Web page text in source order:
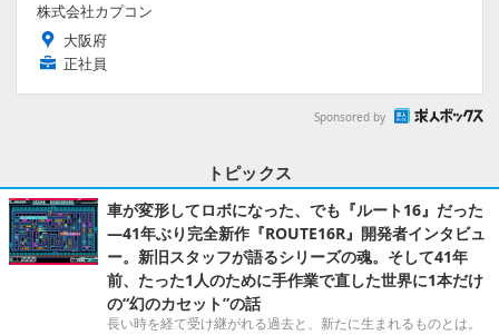
株式会社カプコン
大阪府
正社員
Sponsored by
トピックス
車が変形してロボになった、でも『ルート16』だった
―41年ぶり完全新作『ROUTE16R』開発者インタビュ
ー。新旧スタッフが語るシリーズの魂。そして41年
前、たった1人のために手作業で直した世界に1本だけ
の“幻のカセット”の話
長い時を経て受け継がれる過去と、新たに生まれるものとは。